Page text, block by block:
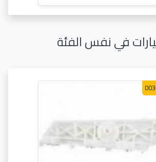
في نفس الفئة